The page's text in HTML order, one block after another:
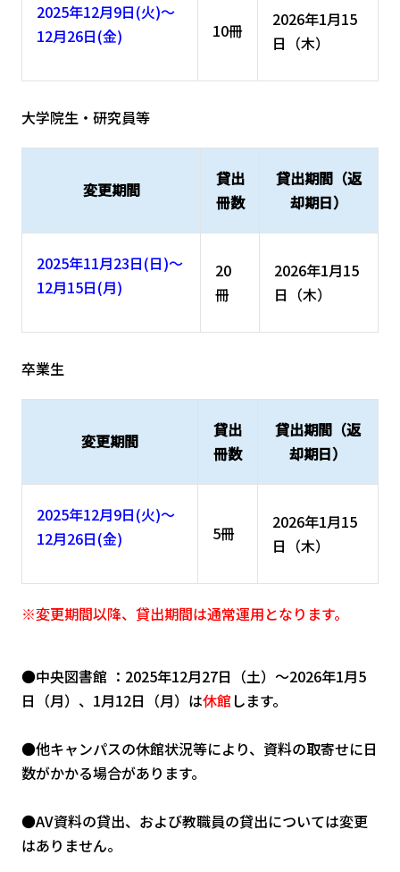
2025年12月9日(火)～
12月26日(金)
10冊
2026年1月15
日（木）
大学院生・研究員等
変更期間
貸出
冊数
貸出期間（返
却期日）
2025年11月23日(日)～
12月15日(月)
20
冊
2026年1月15
日（木）
卒業生
変更期間
貸出
冊数
貸出期間（返
却期日）
2025年12月9日(火)～
12月26日(金)
5冊
2026年1月15
日（木）
※変更期間以降、貸出期間は通常運用となります。
●中央図書館 ：2025年12月27日（土）～2026年1月5
日（月）、1月12日（月）は休館 します。
●他キャンパスの休館状況等により、資料の取寄せに日
数がかかる場合があります。
●AV資料の貸出、および教職員の貸出については変更
はありません。